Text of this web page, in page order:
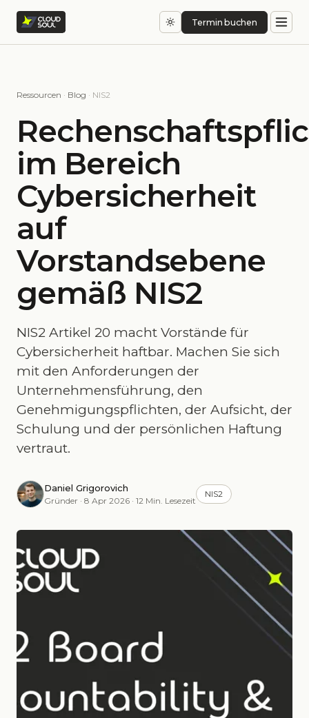
Termin buchen
Ressourcen · Blog · NIS2
im Bereich
Cybersicherheit
auf
Vorstandsebene
gemäß NIS2
NIS2 Artikel 20 macht Vorstände für
Cybersicherheit haftbar. Machen Sie sich
mit den Anforderungen der
Unternehmensführung, den
Genehmigungspflichten, der Aufsicht, der
Schulung und der persönlichen Haftung
vertraut.
Daniel Grigorovich
Gründer · 8 Apr 2026 · 12 Min. Lesezeit
NIS2